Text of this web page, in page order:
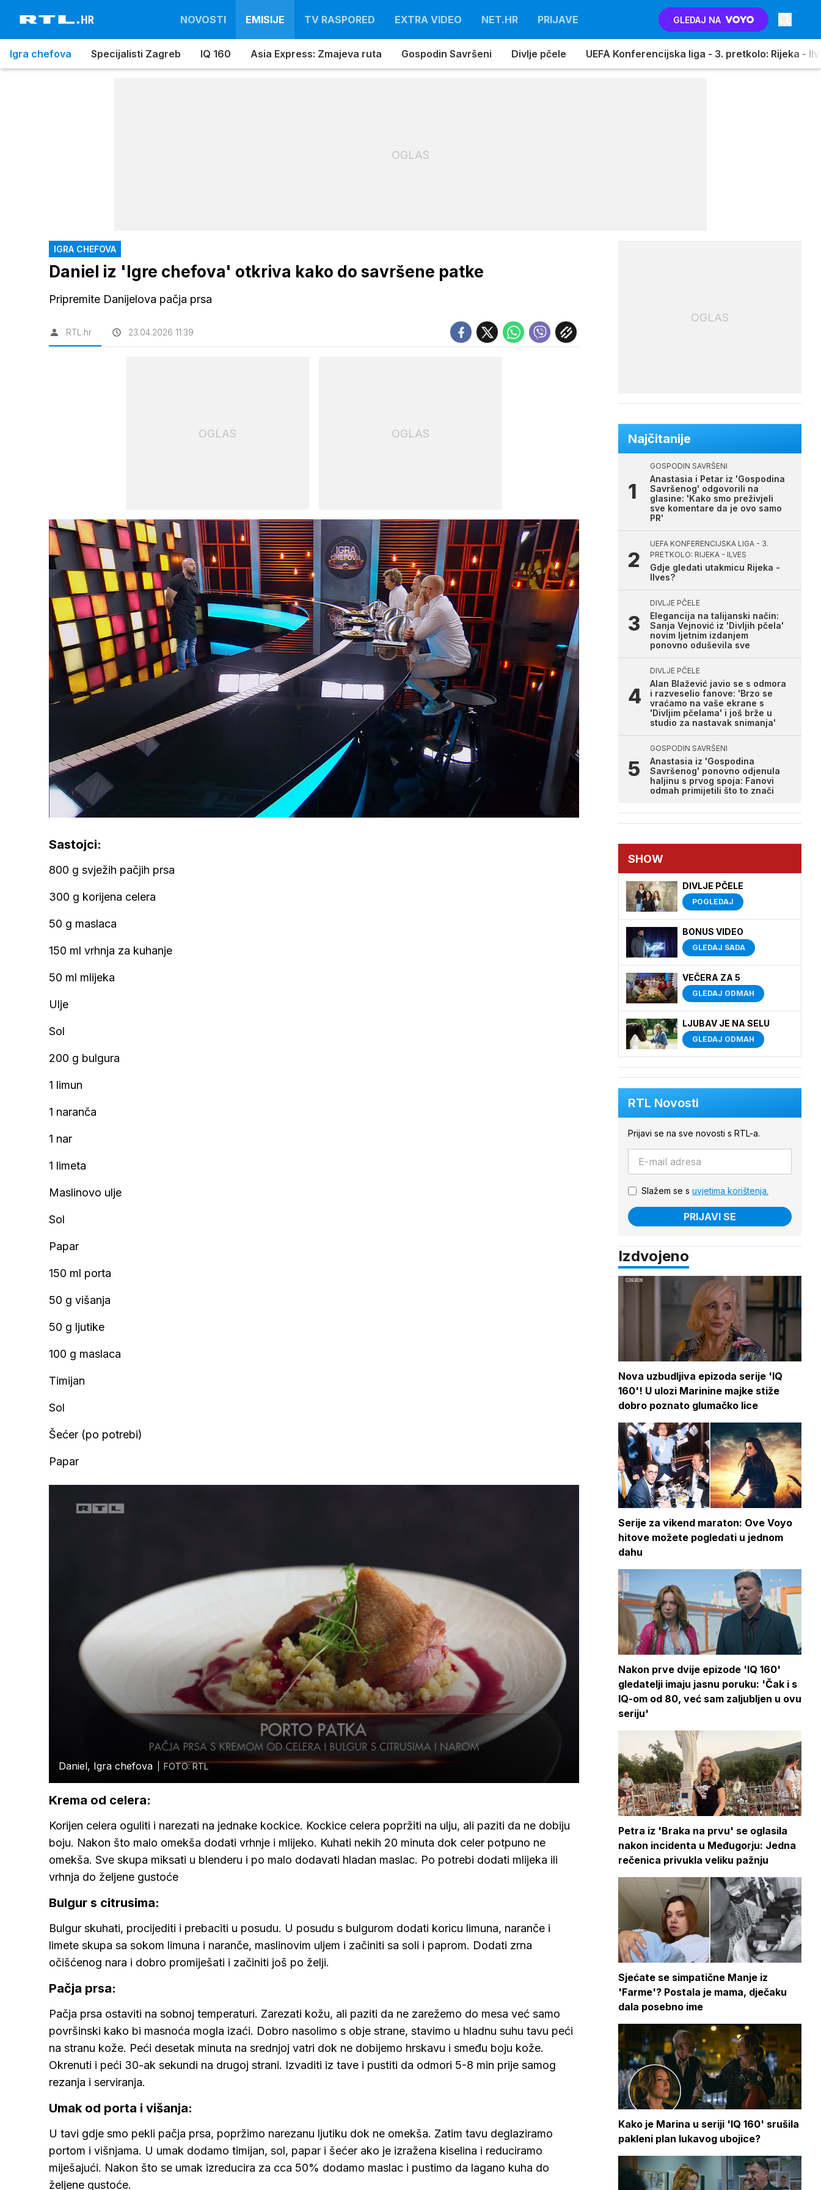
NOVOSTI EMISIJE TV RASPORED EXTRA VIDEO NET.HR PRIJAVE GLEDAJ NA
Igra chefova Specijalisti Zagreb IQ 160 Asia Express: Zmajeva ruta Gospodin Savršeni Divlje pčele UEFA Konferencijska liga - 3. pretkolo: Rijeka -
OGLAS
IGRA CHEFOVA
Daniel iz 'Igre chefova' otkriva kako do savršene patke
Pripremite Danijelova pačja prsa
RTL.hr 23.04.2026 11:39
OGLAS OGLAS
Upali
zvuk
Sastojci:
800 g svježih pačjih prsa
300 g korijena celera
50 g maslaca
150 ml vrhnja za kuhanje
50 ml mlijeka
Ulje
Sol
200 g bulgura
1 limun
1 naranča
1 nar
1 limeta
Maslinovo ulje
Sol
Papar
150 ml porta
50 g višanja
50 g ljutike
100 g maslaca
Timijan
Sol
Šećer (po potrebi)
Papar
Daniel, Igra chefova FOTO: RTL
Krema od celera:
Korijen celera oguliti i narezati na jednake kockice. Kockice celera popržiti na ulju, ali paziti da ne dobiju
boju. Nakon što malo omekša dodati vrhnje i mlijeko. Kuhati nekih 20 minuta dok celer potpuno ne
omekša. Sve skupa miksati u blenderu i po malo dodavati hladan maslac. Po potrebi dodati mlijeka ili
vrhnja do željene gustoće
Bulgur s citrusima:
Bulgur skuhati, procijediti i prebaciti u posudu. U posudu s bulgurom dodati koricu limuna, naranče i
limete skupa sa sokom limuna i naranče, maslinovim uljem i začiniti sa soli i paprom. Dodati zrna
očišćenog nara i dobro promiješati i začiniti još po želji.
Pačja prsa:
Pačja prsa ostaviti na sobnoj temperaturi. Zarezati kožu, ali paziti da ne zarežemo do mesa već samo
površinski kako bi masnoća mogla izaći. Dobro nasolimo s obje strane, stavimo u hladnu suhu tavu peći
na stranu kože. Peći desetak minuta na srednjoj vatri dok ne dobijemo hrskavu i smeđu boju kože.
Okrenuti i peći 30-ak sekundi na drugoj strani. Izvaditi iz tave i pustiti da odmori 5-8 min prije samog
rezanja i serviranja.
Umak od porta i višanja:
U tavi gdje smo pekli pačja prsa, popržimo narezanu ljutiku dok ne omekša. Zatim tavu deglaziramo
portom i višnjama. U umak dodamo timijan, sol, papar i šećer ako je izražena kiselina i reduciramo
miješajući. Nakon što se umak izreducira za cca 50% dodamo maslac i pustimo da lagano kuha do
željene gustoće.
OGLAS
Najčitanije
GOSPODIN SAVRŠENI
Anastasia i Petar iz 'Gospodina
Savršenog' odgovorili na
glasine: 'Kako smo preživjeli
sve komentare da je ovo samo
PR'
UEFA KONFERENCIJSKA LIGA - 3.
PRETKOLO: RIJEKA - ILVES
Gdje gledati utakmicu Rijeka -
Ilves?
DIVLJE PČELE
Elegancija na talijanski način:
Sanja Vejnović iz 'Divljih pčela'
novim ljetnim izdanjem
ponovno oduševila sve
DIVLJE PČELE
Alan Blažević javio se s odmora
i razveselio fanove: 'Brzo se
vraćamo na vaše ekrane s
'Divljim pčelama' i još brže u
studio za nastavak snimanja'
GOSPODIN SAVRŠENI
Anastasia iz 'Gospodina
Savršenog' ponovno odjenula
haljinu s prvog spoja: Fanovi
odmah primijetili što to znači
SHOW
DIVLJE PČELE
POGLEDAJ
BONUS VIDEO
GLEDAJ SADA
VEČERA ZA 5
GLEDAJ ODMAH
LJUBAV JE NA SELU
GLEDAJ ODMAH
RTL Novosti
Prijavi se na sve novosti s RTL-a.
Slažem se s uvjetima korištenja.
PRIJAVI SE
Izdvojeno
Nova uzbudljiva epizoda serije 'IQ
160'! U ulozi Marinine majke stiže
dobro poznato glumačko lice
Serije za vikend maraton: Ove Voyo
hitove možete pogledati u jednom
dahu
Nakon prve dvije epizode 'IQ 160'
gledatelji imaju jasnu poruku: 'Čak i s
IQ-om od 80, već sam zaljubljen u ovu
seriju'
Petra iz 'Braka na prvu' se oglasila
nakon incidenta u Međugorju: Jedna
rečenica privukla veliku pažnju
Sjećate se simpatične Manje iz
'Farme'? Postala je mama, dječaku
dala posebno ime
Kako je Marina u seriji 'IQ 160' srušila
pakleni plan lukavog ubojice?